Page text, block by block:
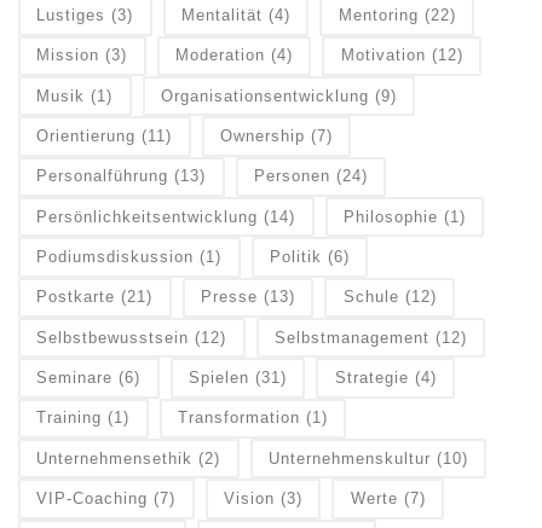
Lustiges (3) Mentalität (4) Mentoring (22)
Mission (3) Moderation (4) Motivation (12)
Musik (1) Organisationsentwicklung (9)
Orientierung (11) Ownership (7)
Personalführung (13) Personen (24)
Persönlichkeitsentwicklung (14) Philosophie (1)
Podiumsdiskussion (1) Politik (6)
Postkarte (21) Presse (13) Schule (12)
Selbstbewusstsein (12) Selbstmanagement (12)
Seminare (6) Spielen (31) Strategie (4)
Training (1) Transformation (1)
Unternehmensethik (2) Unternehmenskultur (10)
VIP-Coaching (7) Vision (3) Werte (7)